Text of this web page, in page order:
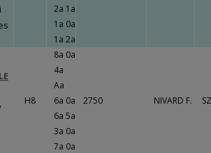
2a 1a
1a 0a
1a 2a
H8
8a 0a
4a
Aa
6a 0a
6a 5a
3a 0a
7a 0a
2750 NIVARD F.